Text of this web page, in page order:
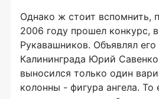
Однако ж стоит вспомнить,
2006 году прошел конкурс,
Рукавашников. Объявлял
Калининграда Юрий
выносился только один
колонны - фигура ангела. То